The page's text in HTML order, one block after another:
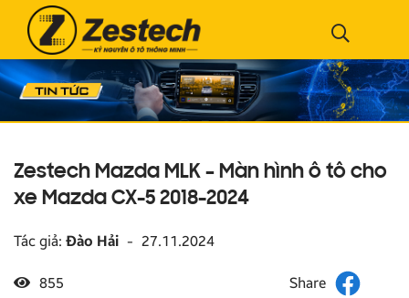
Zestech Mazda MLK – Màn hình ô tô cho
xe Mazda CX-5 2018-2024
Tác giả: Đào Hải - 27.11.2024
855